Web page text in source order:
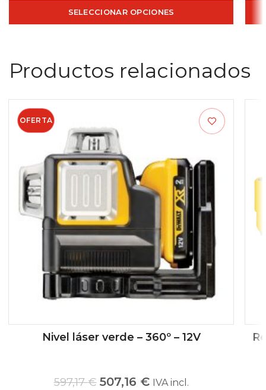
SELECCIONAR OPCIONES
Productos relacionados
OFERTA
Nivel láser verde – 360º – 12V
597,17€ 507,16 € IVA incl.